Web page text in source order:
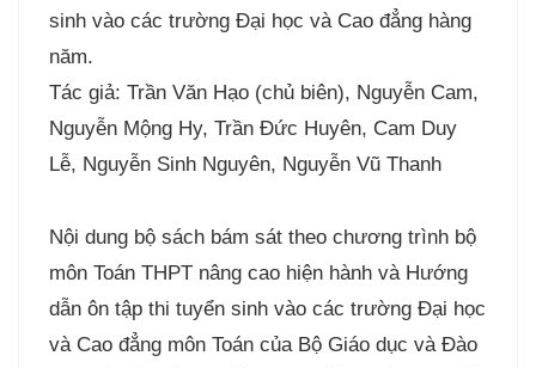
sinh vào các trường Đại học và Cao đẳng hàng
năm.
Tác giả: Trần Văn Hạo (chủ biên), Nguyễn Cam,
Nguyễn Mộng Hy, Trần Đức Huyên, Cam Duy
Lễ, Nguyễn Sinh Nguyên, Nguyễn Vũ Thanh
Nội dung bộ sách bám sát theo chương trình bộ
môn Toán THPT nâng cao hiện hành và Hướng
dẫn ôn tập thi tuyển sinh vào các trường Đại học
và Cao đẳng môn Toán của Bộ Giáo dục và Đào